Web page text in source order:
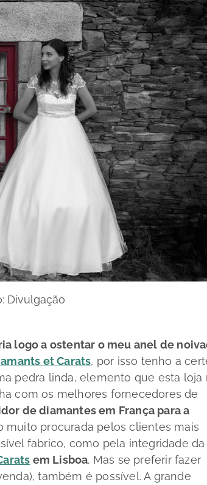
Divulgação
logo a ostentar o meu anel de
et Carats, por isso tenho a
pedra linda, elemento que esta loja
com os melhores fornecedores de
de diamantes em França para a
muito procurada pelos clientes mais
fabrico, como pela integridade da
em Lisboa. Mas se preferir fazer
também é possível. A grande